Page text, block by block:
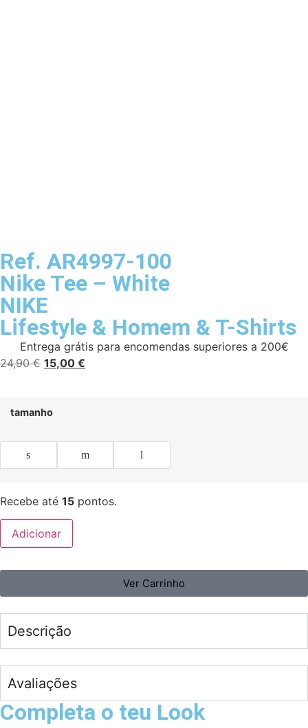
Ref. AR4997-100
Nike Tee – White
NIKE
Lifestyle & Homem & T-Shirts
Entrega grátis para encomendas superiores a 200€
24,90€ 15,00 €
tamanho
s m l
Recebe até 15 pontos.
Adicionar
Ver Carrinho
Descrição
Avaliações
Completa o teu Look